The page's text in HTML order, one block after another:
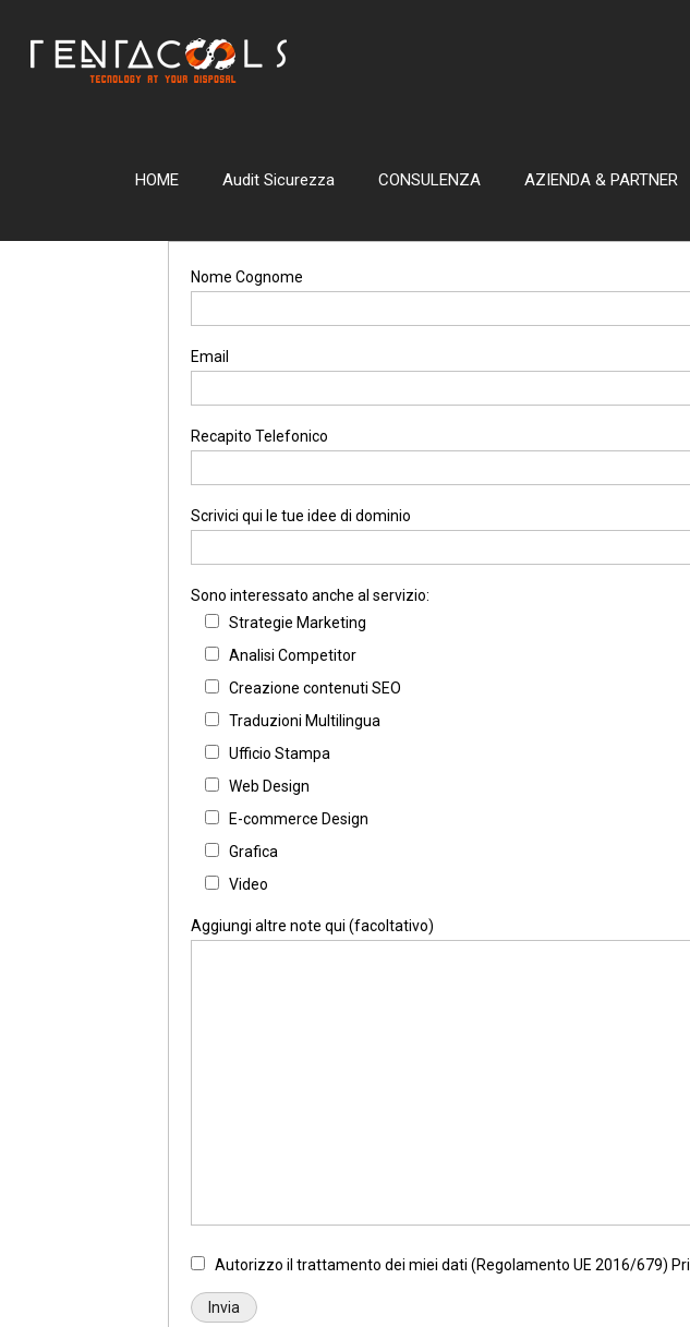
HOME Audit Sicurezza CONSULENZA AZIENDA & PARTNER
Nome Cognome
Email
Recapito Telefonico
Scrivici qui le tue idee di dominio
Sono interessato anche al servizio:
Strategie Marketing
Analisi Competitor
Creazione contenuti SEO
Traduzioni Multilingua
Ufficio Stampa
Web Design
E-commerce Design
Grafica
Video
Aggiungi altre note qui (facoltativo)
Autorizzo il trattamento dei miei dati (Regolamento UE 2016/679)